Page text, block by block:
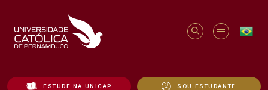
ESTUDE NA UNICAP SOU ESTUDANTE